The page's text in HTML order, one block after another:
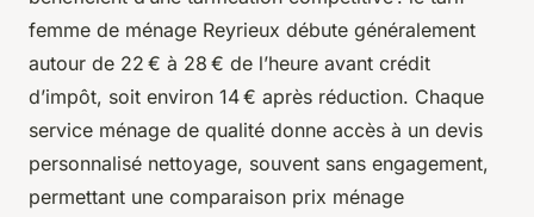
femme de ménage Reyrieux débute généralement
autour de 22 € à 28 € de l’heure avant crédit
d’impôt, soit environ 14 € après réduction. Chaque
service ménage de qualité donne accès à un devis
personnalisé nettoyage, souvent sans engagement,
permettant une comparaison prix ménage